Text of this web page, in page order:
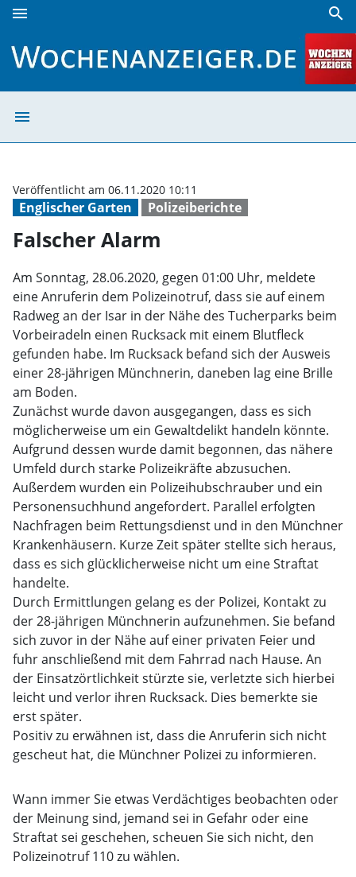
menu search
menu
Englischer Garten Polizeiberichte
Veröffentlicht am 06.11.2020 10:11
Falscher Alarm
Am Sonntag, 28.06.2020, gegen 01:00 Uhr, meldete
eine Anruferin dem Polizeinotruf, dass sie auf einem
Radweg an der Isar in der Nähe des Tucherparks beim
Vorbeiradeln einen Rucksack mit einem Blutfleck
gefunden habe. Im Rucksack befand sich der Ausweis
einer 28-jährigen Münchnerin, daneben lag eine Brille
am Boden.
Zunächst wurde davon ausgegangen, dass es sich
möglicherweise um ein Gewaltdelikt handeln könnte.
Aufgrund dessen wurde damit begonnen, das nähere
Umfeld durch starke Polizeikräfte abzusuchen.
Außerdem wurden ein Polizeihubschrauber und ein
Personensuchhund angefordert. Parallel erfolgten
Nachfragen beim Rettungsdienst und in den Münchner
Krankenhäusern. Kurze Zeit später stellte sich heraus,
dass es sich glücklicherweise nicht um eine Straftat
handelte.
Durch Ermittlungen gelang es der Polizei, Kontakt zu
der 28-jährigen Münchnerin aufzunehmen. Sie befand
sich zuvor in der Nähe auf einer privaten Feier und
fuhr anschließend mit dem Fahrrad nach Hause. An
der Einsatzörtlichkeit stürzte sie, verletzte sich hierbei
leicht und verlor ihren Rucksack. Dies bemerkte sie
erst später.
Positiv zu erwähnen ist, dass die Anruferin sich nicht
gescheut hat, die Münchner Polizei zu informieren.
Wann immer Sie etwas Verdächtiges beobachten oder
der Meinung sind, jemand sei in Gefahr oder eine
Straftat sei geschehen, scheuen Sie sich nicht, den
Polizeinotruf 110 zu wählen.